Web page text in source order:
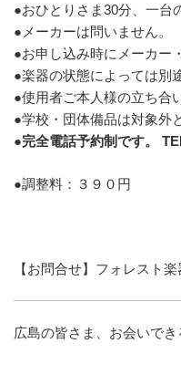
●おひとりさま30分、一台
●メーカーは問いません。
●お申し込み時にメーカー
●楽器の状態によっては別
●使用者ご本人様の立ち合
●学校・団体備品は対象外
●完全電話予約制です。
●調整料：３９０円
【お問合せ】フォレスト
広島の皆さま、お会いで